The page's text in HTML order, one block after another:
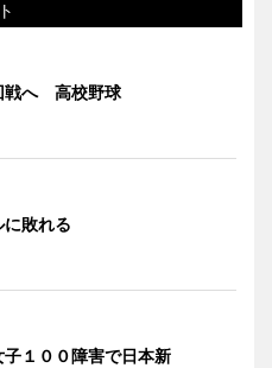
戦へ 高校野球
に敗れる
１００障害で日本新